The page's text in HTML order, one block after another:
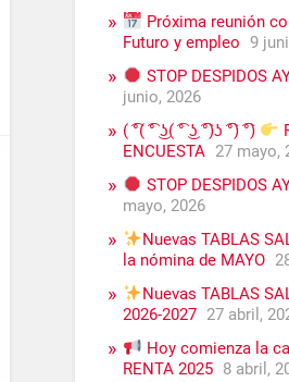
Próxima reunión
Futuro y empleo 9
STOP DESPIDOS
junio, 2026
( ͡°( ͡° ͜ʖ( ͡° ͜ʖ ͡°)ʖ ͡°) ͡°)
ENCUESTA 27 mayo,
STOP DESPIDOS
mayo, 2026
Nuevas TABLAS
la nómina de MAYO
Nuevas TABLAS
2026-2027 27 abril,
Hoy comienza la
RENTA 2025 8 abril,